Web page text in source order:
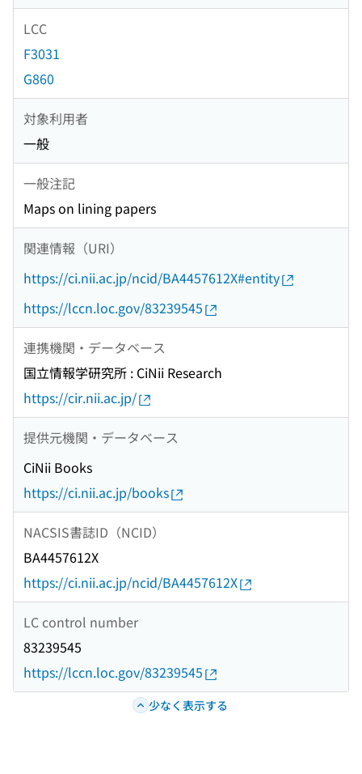
LCC
F3031
G860
対象利用者
一般
一般注記
Maps on lining papers
関連情報（URI）
https://ci.nii.ac.jp/ncid/BA4457612X#entity
https://lccn.loc.gov/83239545
連携機関・データベース
国立情報学研究所 : CiNii Research
https://cir.nii.ac.jp/
提供元機関・データベース
CiNii Books
https://ci.nii.ac.jp/books
NACSIS書誌ID（NCID）
BA4457612X
https://ci.nii.ac.jp/ncid/BA4457612X
LC control number
83239545
https://lccn.loc.gov/83239545
少なく表示する